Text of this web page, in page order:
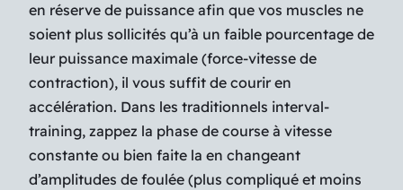
en réserve de puissance afin que vos muscles ne
soient plus sollicités qu’à un faible pourcentage de
leur puissance maximale (force-vitesse de
contraction), il vous suffit de courir en
accélération. Dans les traditionnels interval-
training, zappez la phase de course à vitesse
constante ou bien faite la en changeant
d’amplitudes de foulée (plus compliqué et moins